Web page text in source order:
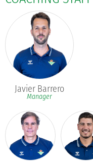
Javier Barrero
Manager